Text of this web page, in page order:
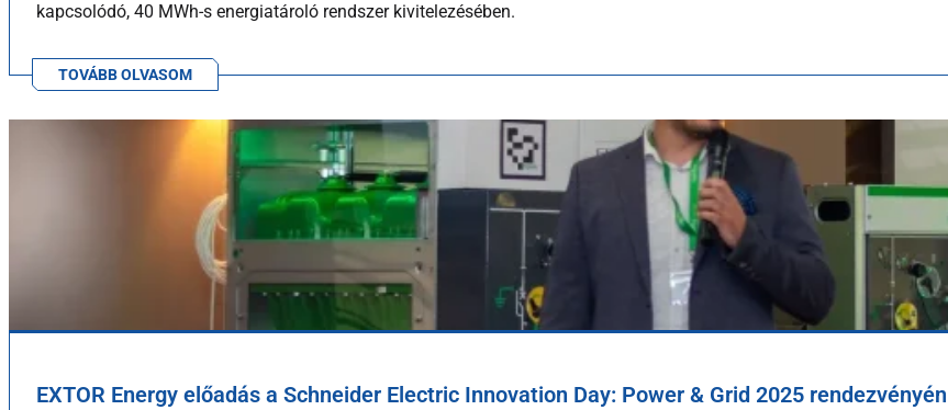
kapcsolódó, 40 MWh-s energiatároló rendszer kivitelezésében.
TOVÁBB OLVASOM
EXTOR Energy előadás a Schneider Electric Innovation Day: Power & Grid 2025 rendezvényén